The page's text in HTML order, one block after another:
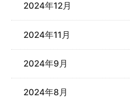
2024年12月
2024年11月
2024年9月
2024年8月